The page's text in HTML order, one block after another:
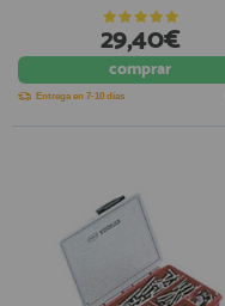
29,40€
comprar
Entrega en 7-10 días